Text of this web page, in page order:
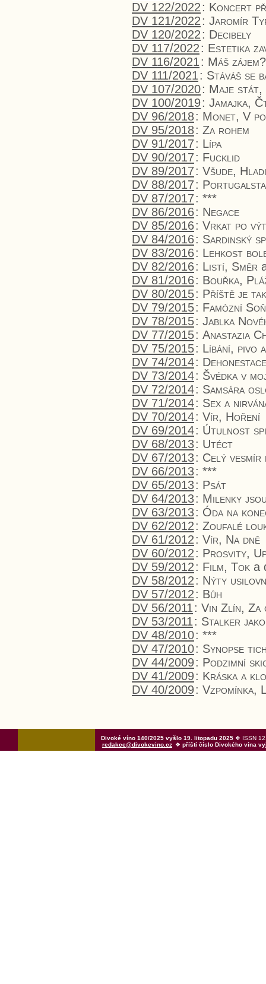
DV 122/2022: Koncert
DV 121/2022: Jaromír
DV 120/2022: Decibely
DV 117/2022: Estetika
DV 116/2021: Máš zájem?
DV 111/2021: Stáváš se
DV 107/2020: Maje stát,
DV 100/2019: Jamajka,
DV 96/2018: Monet, V
DV 95/2018: Za rohem
DV 91/2017: Lípa
DV 90/2017: Fucklid
DV 89/2017: Všude,
DV 88/2017:
DV 87/2017: ***
DV 86/2016: Negace
DV 85/2016: Vrkat po
DV 84/2016: Sardinský
DV 83/2016: Lehkost
DV 82/2016: Listí, Směr
DV 81/2016: Bouřka,
DV 80/2015: Příště je
DV 79/2015: Famózní
DV 78/2015: Jablka
DV 77/2015: Anastazia
DV 75/2015: Líbání, pivo
DV 74/2014: Dehonestace
DV 73/2014: Švédka v
DV 72/2014: Samsára
DV 71/2014: Sex a
DV 70/2014: Vír, Hoření
DV 69/2014: Útulnost
DV 68/2013: Utéct
DV 67/2013: Celý vesmír
DV 66/2013: ***
DV 65/2013: Psát
DV 64/2013: Milenky
DV 63/2013: Óda na
DV 62/2012: Zoufalé
DV 61/2012: Vír, Na dně
DV 60/2012: Prosvity,
DV 59/2012: Film, Tok a
DV 58/2012: Nýty
DV 57/2012: Bůh
DV 56/2011: Vin Zlín, Za
DV 53/2011: Stalker
DV 48/2010: ***
DV 47/2010: Synopse
DV 44/2009: Podzimní
DV 41/2009: Kráska a
DV 40/2009: Vzpomínka,
Divoké víno 140/2025 vyšlo 19. litopadu 2025 ❖ ISSN
redakce@divokevino.cz ❖ příští číslo Divokého vína